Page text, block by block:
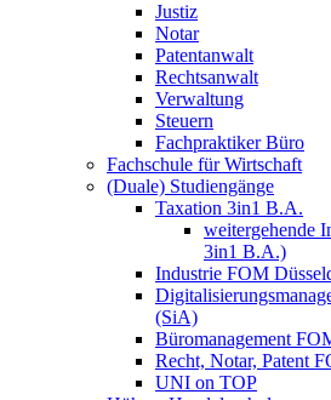
Justiz
Notar
Patentanwalt
Rechtsanwalt
Verwaltung
Steuern
Fachpraktiker Büro
Fachschule für Wirtschaft
(Duale) Studiengänge
Taxation 3in1 B.A.
weitergehende
3in1 B.A.)
Industrie FOM
(SiA)
Büromanagement
Recht, Notar, Patent
UNI on TOP